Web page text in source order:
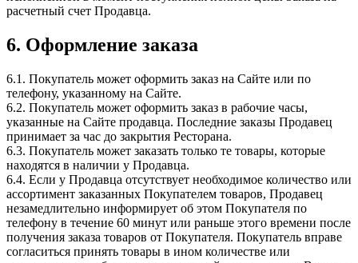
расчетный счет Продавца.
6. Оформление заказа
6.1. Покупатель может оформить заказ на Сайте или по
телефону, указанному на Сайте.
6.2. Покупатель может оформить заказ в рабочие часы,
указанные на Сайте продавца. Последние заказы Продавец
принимает за час до закрытия Ресторана.
6.3. Покупатель может заказать только те товары, которые
находятся в наличии у Продавца.
6.4. Если у Продавца отсутствует необходимое количество или
ассортимент заказанных Покупателем товаров, Продавец
незамедлительно информирует об этом Покупателя по
телефону в течение 60 минут или раньше этого времени после
получения заказа товаров от Покупателя. Покупатель вправе
согласиться принять товары в ином количестве или